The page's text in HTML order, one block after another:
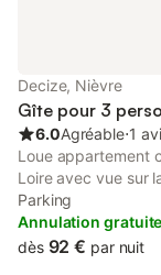
Decize, Nièvre
Gîte pour 3
6.0Agréable⋅1
Loue appartement
Loire avec vue sur
comprenant salon
king size et un
Parking
Annulation gratuite
dès 92 € par nuit